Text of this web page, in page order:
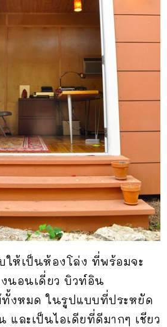
ห้เป็นห้องโล่ง ที่พร้อมจะ
นอนเดี่ยว บิวท์อิน
ทั้งหมด ในรูปแบบที่ประหยัด
ละเป็นไอเดียที่ดีมากๆ เชียว